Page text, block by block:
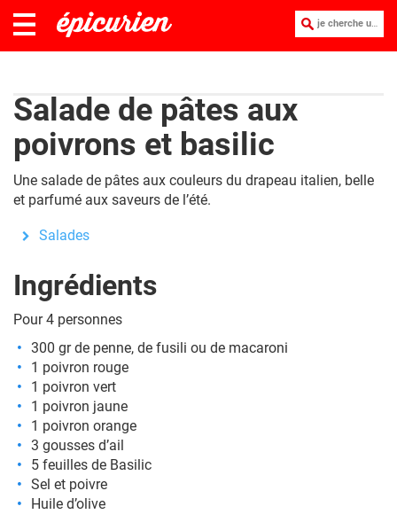
je cherche une recette :
Salade de pâtes aux
poivrons et basilic
Une salade de pâtes aux couleurs du drapeau italien, belle
et parfumé aux saveurs de l’été.
Salades
Ingrédients
Pour 4 personnes
300 gr de penne, de fusili ou de macaroni
1 poivron rouge
1 poivron vert
1 poivron jaune
1 poivron orange
3 gousses d’ail
5 feuilles de Basilic
Sel et poivre
Huile d’olive